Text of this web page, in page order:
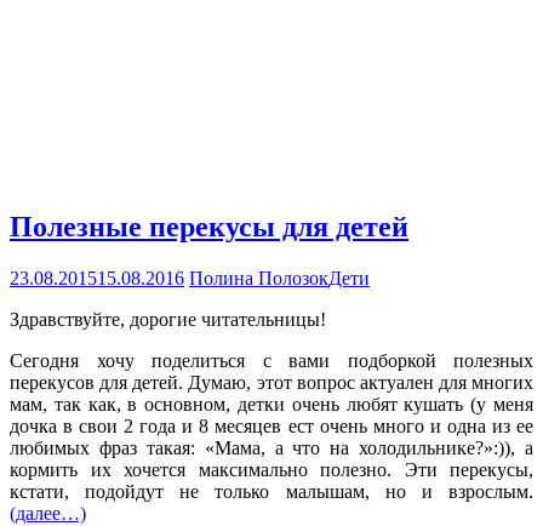
Полезные перекусы для детей
23.08.201515.08.2016 Полина ПолозокДети
Здравствуйте, дорогие читательницы!
Сегодня хочу поделиться с вами подборкой полезных
перекусов для детей. Думаю, этот вопрос актуален для многих
мам, так как, в основном, детки очень любят кушать (у меня
дочка в свои 2 года и 8 месяцев ест очень много и одна из ее
любимых фраз такая: «Мама, а что на холодильнике?»:)), а
кормить их хочется максимально полезно. Эти перекусы,
кстати, подойдут не только малышам, но и взрослым.
(далее…)